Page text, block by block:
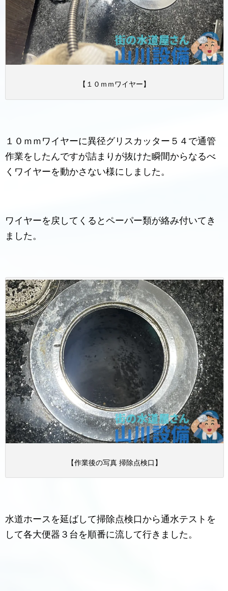
【１０ｍｍワイヤー】
１０ｍｍワイヤーに異径グリスカッター５４で通管
作業をしたんですが詰まりが抜けた瞬間からなるべ
くワイヤーを動かさない様にしました。
ワイヤーを戻してくるとペーパー類が絡み付いてき
ました。
【作業後の写真 掃除点検口】
水道ホースを延ばして掃除点検口から通水テストを
して各大便器３台を順番に流して行きました。